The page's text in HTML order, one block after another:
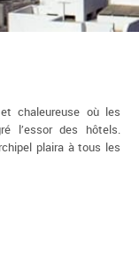
chaleureuse où les
l’essor des hôtels.
plaira à tous les